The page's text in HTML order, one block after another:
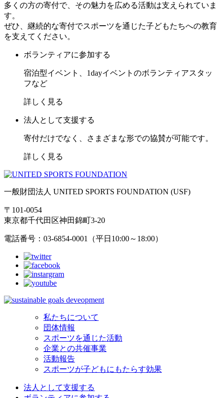
多くの方の寄付で、その魅力を広める活動は支えられていま
す。
ぜひ、継続的な寄付でスポーツを通じた子どもたちへの教育
を支えてください。
ボランティアに参加する
宿泊型イベント、1dayイベントのボランティアスタッ
フなど
詳しく見る
法人として支援する
寄付だけでなく、さまざまな形での協賛が可能です。
詳しく見る
一般財団法人 UNITED SPORTS FOUNDATION (USF)
〒101-0054
東京都千代田区神田錦町3-20
電話番号：03-6854-0001（平日10:00～18:00）
私たちについて
団体情報
スポーツを通じた活動
企業との共催事業
活動報告
スポーツが子どもにもたらす効果
法人として支援する